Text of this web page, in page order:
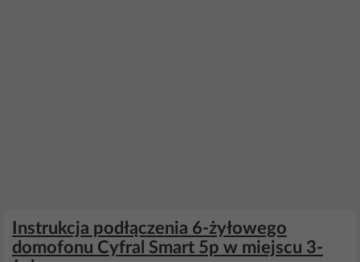
Instrukcja podłączenia 6-żyłowego
domofonu Cyfral Smart 5p w miejscu 3-